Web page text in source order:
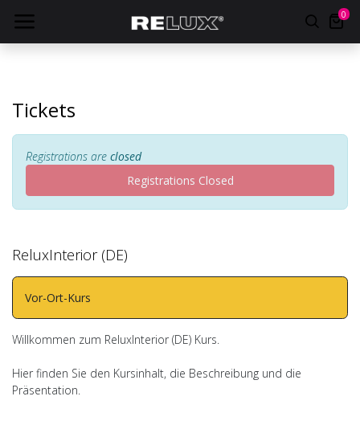
0
Tickets
Registrations are closed
Registrations Closed
ReluxInterior (DE)
Vor-Ort-Kurs
Willkommen zum ReluxInterior (DE) Kurs.
Hier finden Sie den Kursinhalt, die Beschreibung und die
Präsentation.